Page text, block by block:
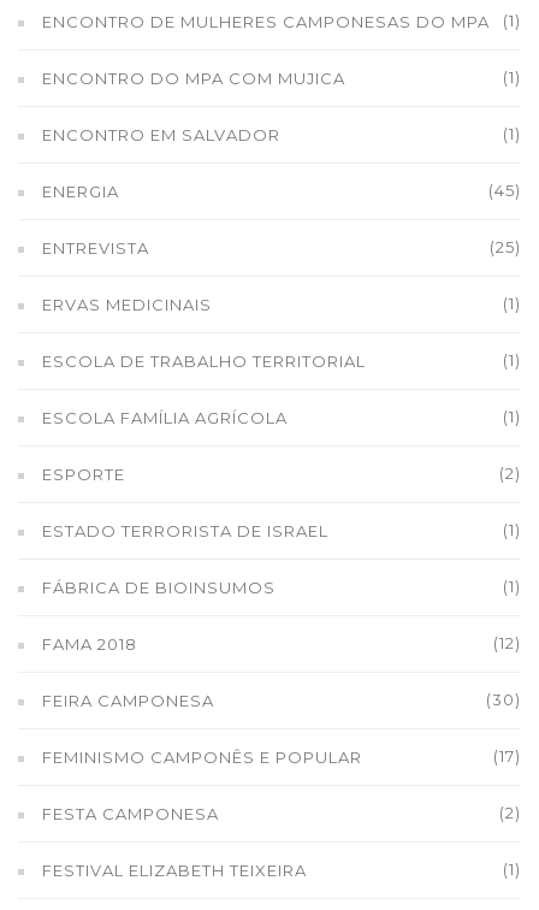
ENCONTRO DE MULHERES CAMPONESAS DO MPA (1)
ENCONTRO DO MPA COM MUJICA (1)
ENCONTRO EM SALVADOR (1)
ENERGIA (45)
ENTREVISTA (25)
ERVAS MEDICINAIS (1)
ESCOLA DE TRABALHO TERRITORIAL (1)
ESCOLA FAMÍLIA AGRÍCOLA (1)
ESPORTE (2)
ESTADO TERRORISTA DE ISRAEL (1)
FÁBRICA DE BIOINSUMOS (1)
FAMA 2018 (12)
FEIRA CAMPONESA (30)
FEMINISMO CAMPONÊS E POPULAR (17)
FESTA CAMPONESA (2)
FESTIVAL ELIZABETH TEIXEIRA (1)